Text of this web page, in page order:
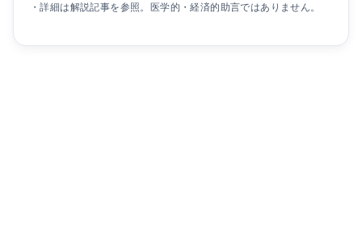
・詳細は解説記事を参照。医学的・経済的助言ではありません。